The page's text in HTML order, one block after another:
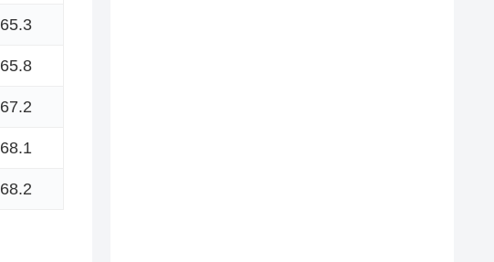
65.3
65.8
67.2
68.1
68.2